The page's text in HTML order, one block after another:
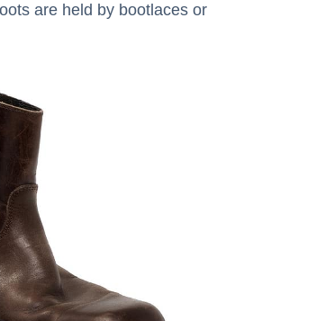
are held by bootlaces or